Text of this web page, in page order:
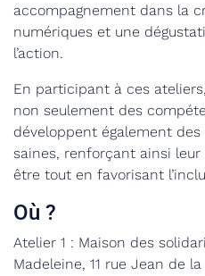
accompagnement dans la
numériques et une
l’action.
En participant à ces
non seulement des
développent également
saines, renforçant ainsi
être tout en favorisant
Où ?
Atelier 1 : Maison des
Madeleine, 11 rue Jean de